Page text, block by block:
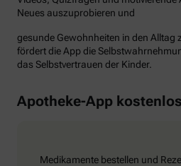
Neues auszuprobieren und
gesunde Gewohnheiten in den Alltag
fördert die App die
das Selbstvertrauen der Kinder.
Apotheke-App kostenlos
Medikamente bestellen und